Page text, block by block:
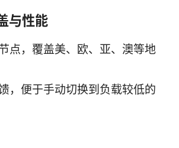
与性能
点，覆盖美、欧、亚、澳等地
，便于手动切换到负载较低的